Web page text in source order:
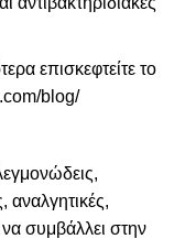
επισκεφτείτε το
blog/
αναλγητικές,
να συμβάλλει στην